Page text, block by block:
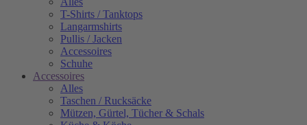
T-Shirts / Tanktops
Langarmshirts
Pullis / Jacken
Accessoires
Schuhe
Accessoires
Alles
Taschen / Rucksäcke
Mützen, Gürtel, Tücher & Schals